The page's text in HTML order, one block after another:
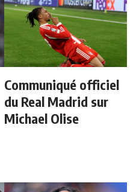
Communiqué officiel
du Real Madrid sur
Michael Olise